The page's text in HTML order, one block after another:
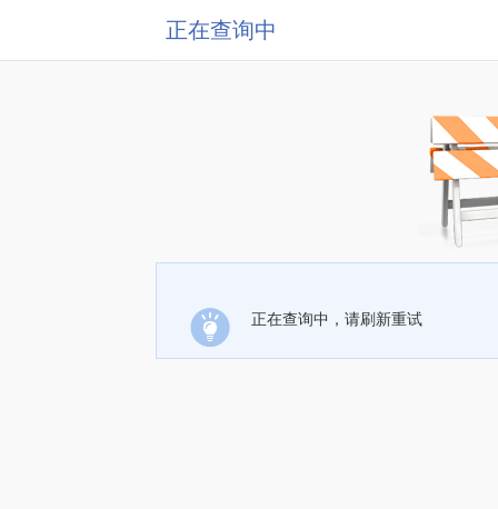
正在查询中
正在查询中，请刷新重试